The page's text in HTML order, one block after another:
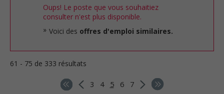
Oups! Le poste que vous souhaitiez
consulter n'est plus disponible.
Voici des offres d'emploi similaires.
61 - 75 de 333 résultats
3 4 5 6 7